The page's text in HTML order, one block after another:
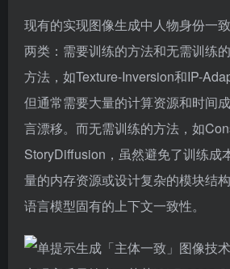
现有的实现图像生成中人物身份一
两类：需要训练的方法和无需训练
方法，如Texture-Inversion和IP-
但通常需要大量的计算资源和时间
言漂移。而无需训练的方法，如
StoryDiffusion，虽然避免了训练成
量的内存资源或设计复杂的模块结
语言模型固有的上下文一致性。